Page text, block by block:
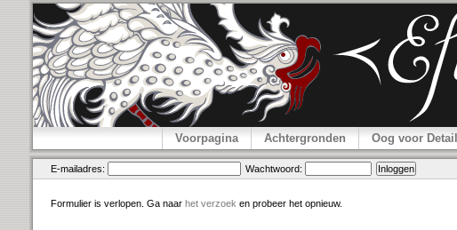
Voorpagina Achtergronden Oog voor Detail
E-mailadres: Wachtwoord:
Formulier is verlopen. Ga naar het verzoek en probeer het opnieuw.